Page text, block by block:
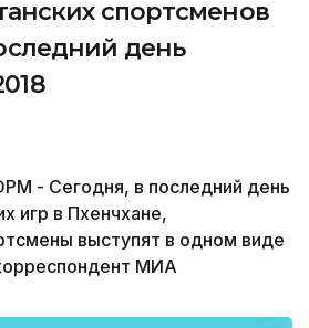
спортсменов
день
- Сегодня, в последний день
игр в Пхенчхане,
выступят в одном виде
МИА